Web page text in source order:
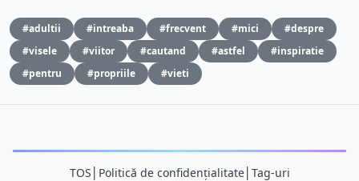
#adultii #intreaba #frecvent #mici
#despre
#visele
#viitor #cautand #astfel
#inspiratie
#pentru
#propriile #vieti
TOS Politică de confidențialitate│ Tag-uri